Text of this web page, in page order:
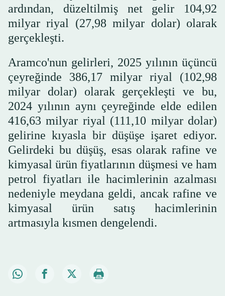
ardından, düzeltilmiş net gelir 104,92
milyar riyal (27,98 milyar dolar) olarak
gerçekleşti.
Aramco'nun gelirleri, 2025 yılının üçüncü
çeyreğinde 386,17 milyar riyal (102,98
milyar dolar) olarak gerçekleşti ve bu,
2024 yılının aynı çeyreğinde elde edilen
416,63 milyar riyal (111,10 milyar dolar)
gelirine kıyasla bir düşüşe işaret ediyor.
Gelirdeki bu düşüş, esas olarak rafine ve
kimyasal ürün fiyatlarının düşmesi ve ham
petrol fiyatları ile hacimlerinin azalması
nedeniyle meydana geldi, ancak rafine ve
kimyasal ürün satış hacimlerinin
artmasıyla kısmen dengelendi.